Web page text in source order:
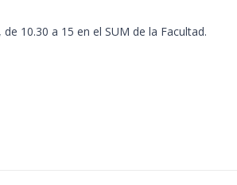
10.30 a 15 en el SUM de la Facultad.